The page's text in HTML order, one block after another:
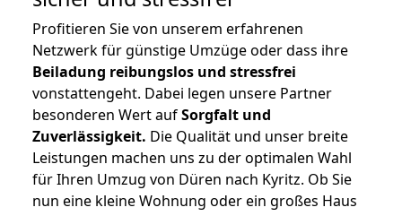
Profitieren Sie von unserem erfahrenen
Netzwerk für günstige Umzüge oder dass ihre
Beiladung reibungslos und stressfrei
vonstattengeht. Dabei legen unsere Partner
besonderen Wert aufSorgfalt und
Zuverlässigkeit. Die Qualität und unser breite
Leistungen machen uns zu der optimalen Wahl
für Ihren Umzug von Düren nach Kyritz. Ob Sie
nun eine kleine Wohnung oder ein großes Haus